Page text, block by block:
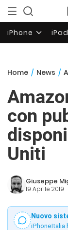
iPhone iPad
Home / News /
con
Uniti
Giuseppe
19 Aprile 2019
Nuovo
iPhoneItalia